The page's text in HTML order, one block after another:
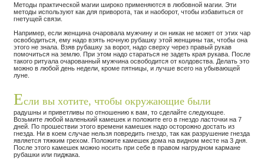
Методы практической магии широко применяются в любовной магии. Эти
методы используют как для приворота, так и наоборот, чтобы избавиться от
гнетущей связи.
Например, если женщина очаровала мужчину и он никак не может от этих чар
освободиться, ему надо взять ночную рубашку этой женщины так, чтобы она
этого не знала. Взяв рубашку за ворот, надо сверху через правый рукав
помочиться на землю. При этом надо стараться не задеть края рукава. После
такого ритуала очарованный мужчина освободится от колдовства. Делать это
можно в любой день недели, кроме пятницы, и лучше всего на убывающей
луне.
Если вы хотите, чтобы окружающие были
радушны и приветливы по отношению к вам, то сделайте следующее.
Возьмите любой маленький камешек и положите его в гнездо ласточки на 7
дней. По прошествии этого времени камешек надо осторожно достать из
гнезда. Ни в коем случае нельзя повредить гнездо, так как разрушение гнезда
является тяжким грехом. Положите камешек дома на видном месте на 3 дня.
После этого камешек можно носить при себе в правом нагрудном кармане
рубашки или пиджака.